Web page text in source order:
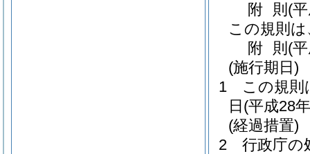
附 則 (
この規則
附 則 (
(施行期日)
1
この規則
日 (平成28
(経過措置)
2
行政庁の